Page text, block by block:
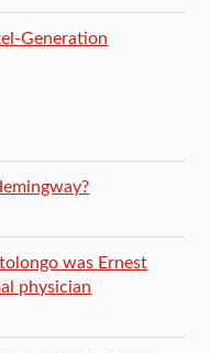
Generation
was Ernest
physician